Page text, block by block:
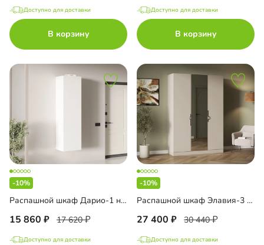
Доступно для доставки
В корзину
Доступно для доставки
В корзину
-10%
Распашной шкаф Дарио-1 навесной
15 860 17 620
Доступно для доставки
-10%
Распашной шкаф Элавия-3 с зеркалом
27 400 30 440
Доступно для доставки